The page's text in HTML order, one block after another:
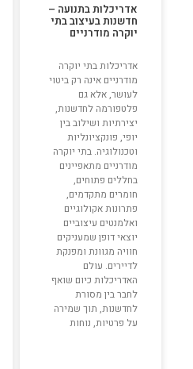
אדריכלות בתנועה –
חדשנות בעיצוב בתי
יוקרה מודרניים
אדריכלות בתי יוקרה
מודרניים אינה רק ביטוי
לעושר, אלא גם
פלטפורמה לחדשנות,
יצירתיות ושילוב בין
יופי, פונקציונליות
וטכנולוגיה. בתי יוקרה
מודרניים מתאפיינים
בחללים פתוחים,
חומרים מתקדמים,
פתרונות אקולוגיים
ואלמנטים עיצוביים
יוצאי דופן שמעניקים
חוויה מגוונת ומפנקת
לדיירים. עולם
האדריכלות כיום שואף
לחבר בין מסורת
לחדשנות, תוך שמירה
על פרטיות, נוחות